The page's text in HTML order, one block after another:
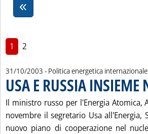
1 2
31/10/2003 - Politica energetica internazionale
USA E RUSSIA INSIEME
Il ministro russo per l'Energia Atomica,
novembre il segretario Usa
nuovo piano di cooperazione nel